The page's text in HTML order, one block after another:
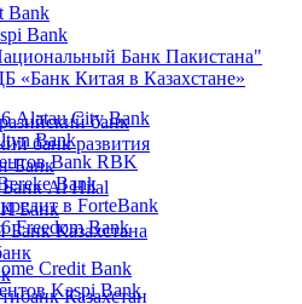
Bank
Bank
Банк Пакистана"
«Банк Китая в Казахстане»
банк
банк развития
Банк
Al Hilal
Банк
Казахстана
Казахстан
Alatau City Bank
Bank
Bank RBK
Bank
в ForteBank
Freedom Bank
Credit Bank
Kaspi Bank